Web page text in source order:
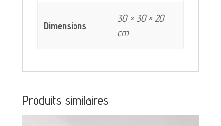
Dimensions
30 × 30 × 20
cm
Produits similaires